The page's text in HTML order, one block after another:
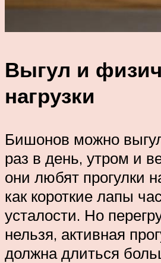
Выгул и
нагрузки
Бишонов можно
раз в день, утром и
они любят прогулки
как короткие лапы
усталости. Но
нельзя, активная
должна длиться